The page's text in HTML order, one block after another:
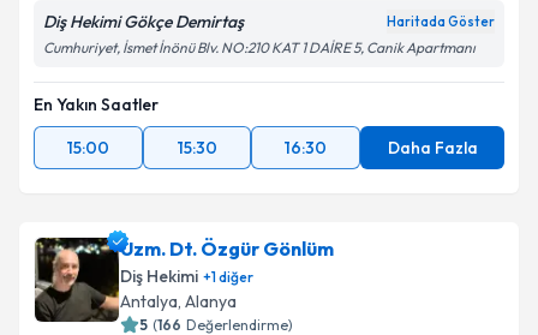
Diş Hekimi Gökçe Demirtaş Haritada Göster
Cumhuriyet, İsmet İnönü Blv. NO:210 KAT 1 DAİRE 5, Canik Apartmanı
En Yakın Saatler
15:00
15:30 16:30 Daha Fazla
Uzm. Dt. Özgür Gönlüm
Diş Hekimi +1diğer
Antalya, Alanya
5 (166 Değerlendirme)